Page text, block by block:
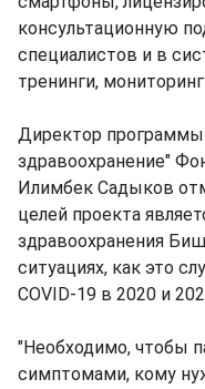
консультационную
специалистов и в
тренинги,
Директор
здравоохранение"
Илимбек Садыков
целей проекта
здравоохранения
ситуациях, как это
COVID-19 в 2020 и
"Необходимо, чтобы
симптомами, кому